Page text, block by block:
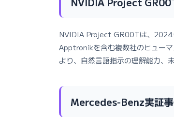
NVIDIA Project GR00Tは、2024
Apptronikを含む複数社のヒュー
より、自然言語指示の理解能力、
Mercedes-Benz実証